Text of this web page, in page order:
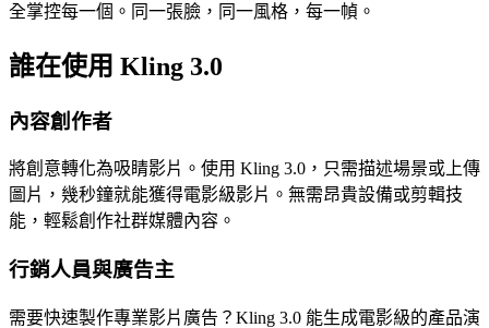
全掌控每一個。同一張臉，同一風格，每一幀。
誰在使用 Kling 3.0
內容創作者
將創意轉化為吸睛影片。使用 Kling 3.0，只需描述場景或上傳
圖片，幾秒鐘就能獲得電影級影片。無需昂貴設備或剪輯技
能，輕鬆創作社群媒體內容。
行銷人員與廣告主
需要快速製作專業影片廣告？Kling 3.0 能生成電影級的產品演